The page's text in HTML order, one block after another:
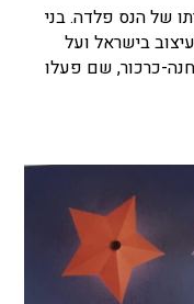
של הנס פלדה. בני
בישראל ועל
כרכור, שם פעלו